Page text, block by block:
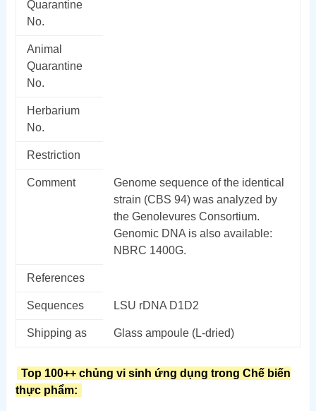
Quarantine
No.
Animal
Quarantine
No.
Herbarium
No.
Restriction
Comment
Genome sequence of the identical
strain (CBS 94) was analyzed by
the Genolevures Consortium.
Genomic DNA is also available:
NBRC 1400G.
References
Sequences LSU rDNA D1D2
Shipping as Glass ampoule (L-dried)
Top 100++ chủng vi sinh ứng dụng trong Chế biến
thực phẩm: